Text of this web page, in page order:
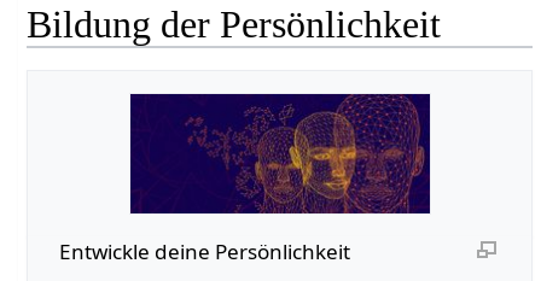
Bildung der Persönlichkeit
Entwickle deine Persönlichkeit